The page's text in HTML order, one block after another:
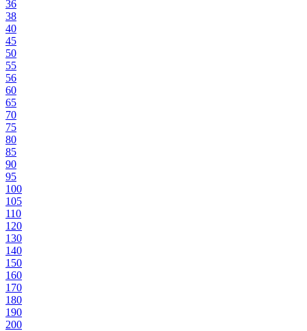
36
38
40
45
50
55
56
60
65
70
75
80
85
90
95
100
105
110
120
130
140
150
160
170
180
190
200